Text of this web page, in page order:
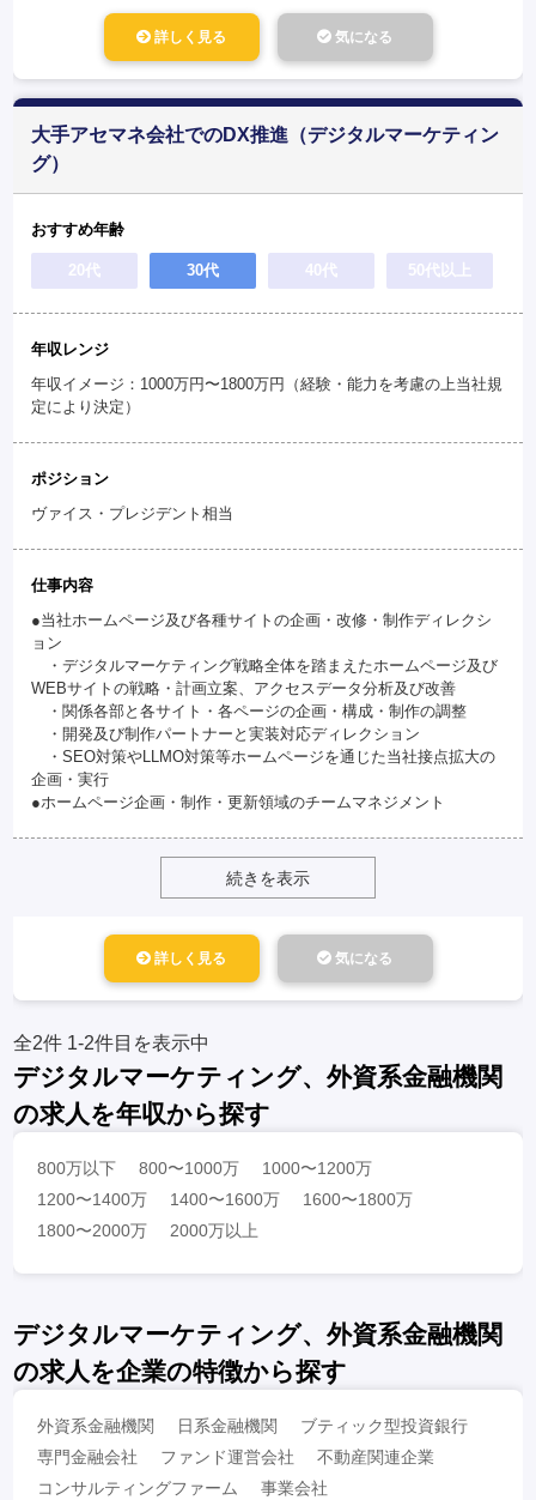
詳しく見る 気になる
大手アセマネ会社でのDX推進（デジタルマーケティン
グ）
おすすめ年齢
20代 30代 40代 50代以上
年収レンジ
年収イメージ：1000万円〜1800万円（経験・能力を考慮の上当社規
定により決定）
ポジション
ヴァイス・プレジデント相当
仕事内容
●当社ホームページ及び各種サイトの企画・改修・制作ディレクシ
ョン
・デジタルマーケティング戦略全体を踏まえたホームページ及び
WEBサイトの戦略・計画立案、アクセスデータ分析及び改善
・関係各部と各サイト・各ページの企画・構成・制作の調整
・開発及び制作パートナーと実装対応ディレクション
・SEO対策やLLMO対策等ホームページを通じた当社接点拡大の
企画・実行
●ホームページ企画・制作・更新領域のチームマネジメント
続きを表示
詳しく見る 気になる
全2件 1-2件目を表示中
デジタルマーケティング、外資系金融機関
の求人を年収から探す
800万以下 800〜1000万
1000〜1200万
1200〜1400万
1400〜1600万
1600〜1800万
1800〜2000万
2000万以上
デジタルマーケティング、外資系金融機関
の求人を企業の特徴から探す
外資系金融機関 日系金融機関
ブティック型投資銀行
専門金融会社
ファンド運営会社
不動産関連企業
コンサルティングファーム
事業会社